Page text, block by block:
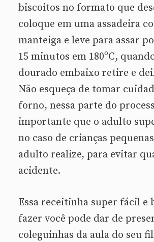
biscoitos no formato que
coloque em uma assadeira
manteiga e leve para assar
15 minutos em 180ºC,
dourado embaixo retire e
Não esqueça de tomar
forno, nessa parte do
importante que o adulto
no caso de crianças
adulto realize, para evitar
acidente.
Essa receitinha super fácil e
fazer você pode dar de
coleguinhas da aula do seu